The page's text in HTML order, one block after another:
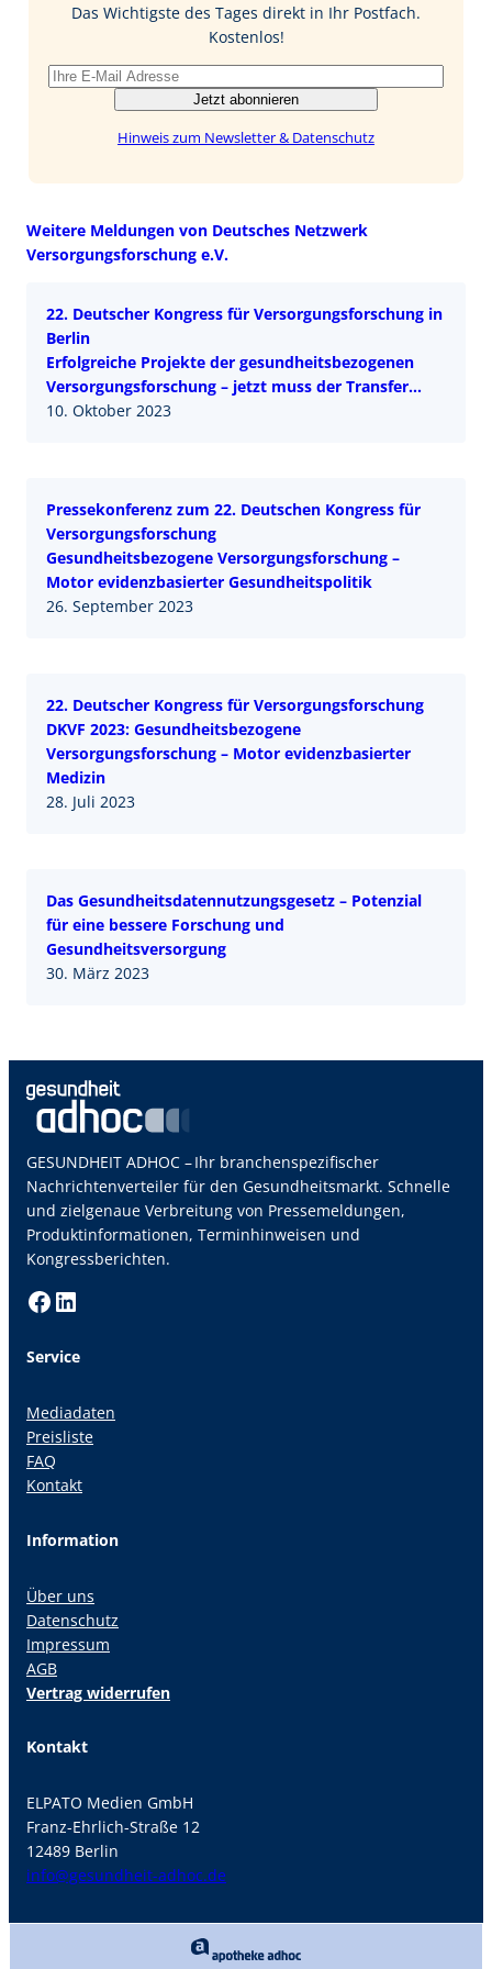
I
Das Wichtigste des Tages direkt in Ihr Postfach.
Kostenlos!
Jetzt abonnieren
Hinweis zum Newsletter & Datenschutz
Weitere Meldungen von Deutsches Netzwerk
Versorgungsforschung e.V.
22. Deutscher Kongress für Versorgungsforschung in
Berlin
Erfolgreiche Projekte der gesundheitsbezogenen
Versorgungsforschung – jetzt muss der Transfer
folgen!
10. Oktober 2023
Pressekonferenz zum 22. Deutschen Kongress für
Versorgungsforschung
Gesundheitsbezogene Versorgungsforschung –
Motor evidenzbasierter Gesundheitspolitik
26. September 2023
22. Deutscher Kongress für Versorgungsforschung
DKVF 2023: Gesundheitsbezogene
Versorgungsforschung – Motor evidenzbasierter
Medizin
28. Juli 2023
Das Gesundheitsdatennutzungsgesetz – Potenzial
für eine bessere Forschung und
Gesundheitsversorgung
30. März 2023
GESUNDHEIT ADHOC – Ihr branchenspezifischer
Nachrichtenverteiler für den Gesundheitsmarkt. Schnelle
und zielgenaue Verbreitung von Pressemeldungen,
Produktinformationen, Terminhinweisen und
Kongressberichten.
Facebook LinkedIn
Service
Mediadaten
Preisliste
FAQ
Kontakt
Information
Über uns
Datenschutz
Impressum
AGB
Vertrag widerrufen
Kontakt
ELPATO Medien GmbH
Franz-Ehrlich-Straße 12
12489 Berlin
info@gesundheit-adhoc.de